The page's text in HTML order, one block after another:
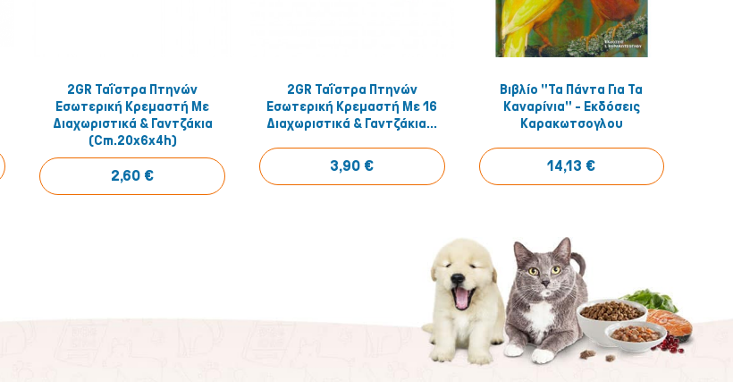
Αγόρασέ το!
2GR Ταΐστρα Πτηνών
Εσωτερική Κρεμαστή Με
Διαχωριστικά & Γαντζάκια
(cm.20x6x4h)
2,60 €
Αγόρασέ το!
2GR Ταΐστρα Πτηνών
Εσωτερική Κρεμαστή Με 16
Διαχωριστικά & Γαντζάκια...
3,90 €
Αγόρασέ το!
Βιβλίο "Τα Πάντα Για Τα
Καναρίνια" - Εκδόσεις
Καρακωτσογλου
14,13 €